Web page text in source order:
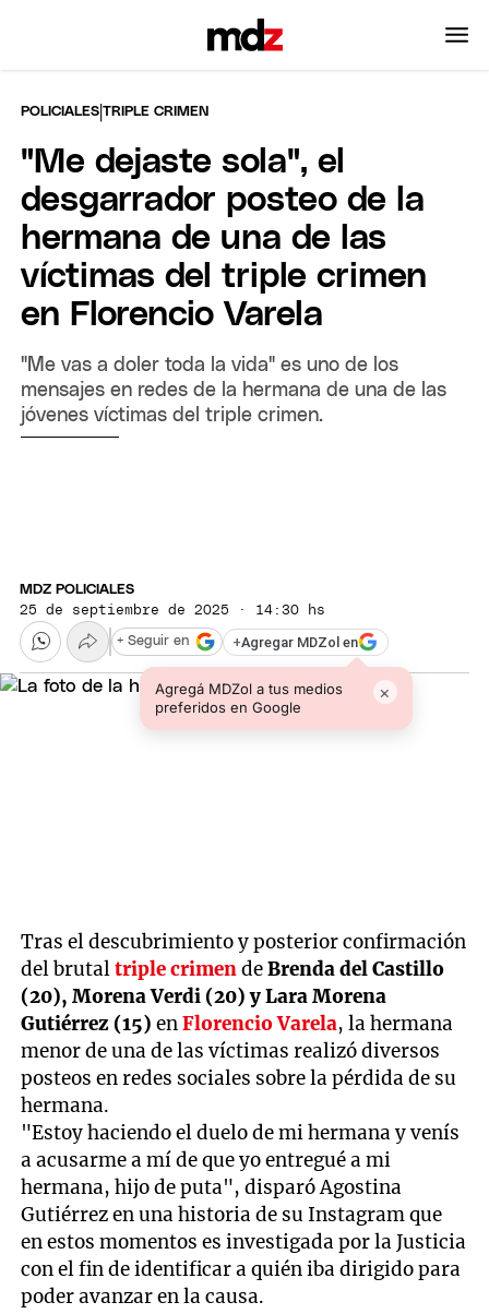
POLICIALES |TRIPLE CRIMEN
"Me dejaste sola", el
desgarrador posteo de la
hermana de una de las
víctimas del triple crimen
en Florencio Varela
"Me vas a doler toda la vida" es uno de los
mensajes en redes de la hermana de una de las
jóvenes víctimas del triple crimen.
MDZ POLICIALES
25 de septiembre de 2025 · 14:30 hs
+Agregar MDZol en
Agregá MDZol a tus medios
preferidos en Google
×
+ Seguir en
Tras el descubrimiento y posterior confirmación
del brutaltriple crimendeBrenda del Castillo
(20), Morena Verdi (20) y Lara Morena
Gutiérrez (15)enFlorencio Varela, la hermana
menor de una de las víctimas realizó diversos
posteos en redes sociales sobre la pérdida de su
hermana.
"Estoy haciendo el duelo de mi hermana y venís
a acusarme a mí de que yo entregué a mi
hermana, hijo de puta", disparó Agostina
Gutiérrez en una historia de su Instagram que
en estos momentos es investigada por la Justicia
con el fin de identificar a quién iba dirigido para
poder avanzar en la causa.